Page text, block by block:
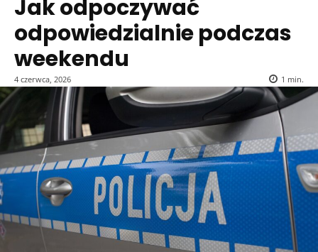
Jak odpoczywać
odpowiedzialnie podczas
weekendu
4 czerwca, 2026 1 min.